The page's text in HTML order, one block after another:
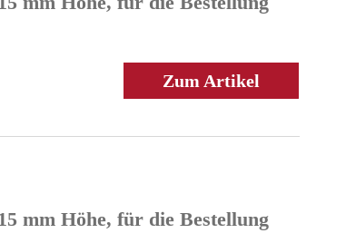
Zum Artikel
mm Höhe, für die Bestellung